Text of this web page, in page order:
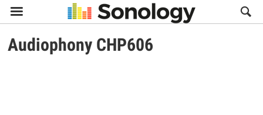

Audiophony CHP606